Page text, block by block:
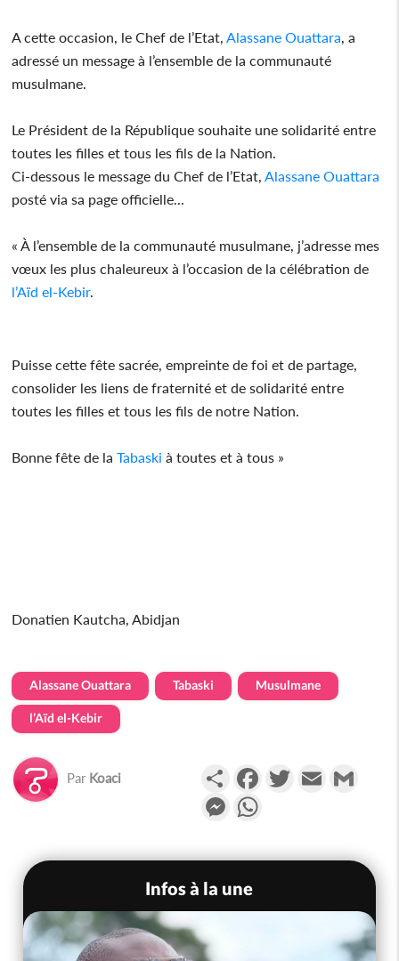
A cette occasion, le Chef de l’Etat, Alassane Ouattara , a
adressé un message à l’ensemble de la communauté
musulmane.
Le Président de la République souhaite une solidarité entre
toutes les filles et tous les fils de la Nation.
Ci-dessous le message du Chef de l’Etat, Alassane Ouattara
posté via sa page officielle...
« À l’ensemble de la communauté musulmane, j’adresse mes
vœux les plus chaleureux à l’occasion de la célébration de
l’Aïd el-Kebir.
Puisse cette fête sacrée, empreinte de foi et de partage,
consolider les liens de fraternité et de solidarité entre
toutes les filles et tous les fils de notre Nation.
Bonne fête de laTabaski à toutes et à tous »
Donatien Kautcha, Abidjan
Alassane Ouattara Tabaski Musulmane
l’Aïd el-Kebir
Par Koaci PartagerFacebookTwitterEmail
Messenger
Infos à la une